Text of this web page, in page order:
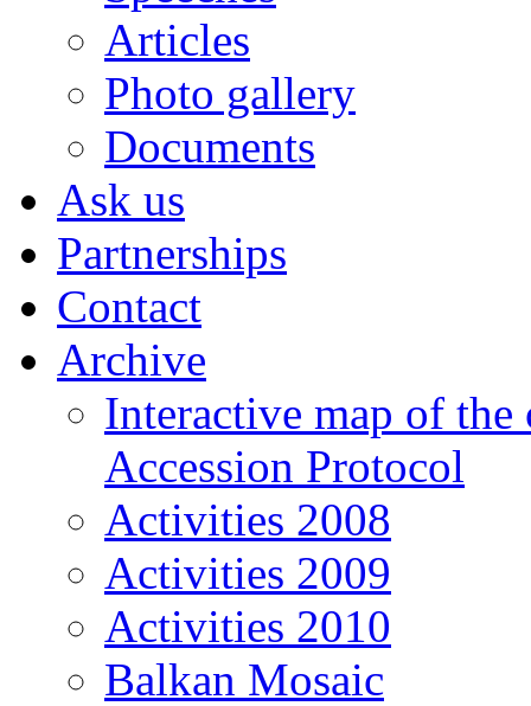
Articles
Photo gallery
Documents
Ask us
Partnerships
Contact
Archive
Interactive map of
Accession Protocol
Activities 2008
Activities 2009
Activities 2010
Balkan Mosaic